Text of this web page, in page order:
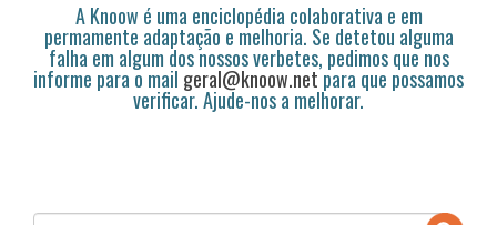
A Knoow é uma enciclopédia colaborativa e em
permamente adaptação e melhoria. Se detetou alguma
falha em algum dos nossos verbetes, pedimos que nos
informe para o mail geral@knoow.netpara que possamos
verificar. Ajude-nos a melhorar.